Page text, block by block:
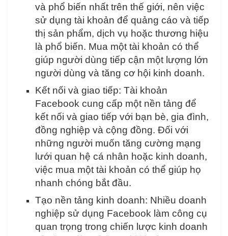
và phổ biến nhất trên thế giới, nên việc
sử dụng tài khoản để quảng cáo và tiếp
thị sản phẩm, dịch vụ hoặc thương hiệu
là phổ biến. Mua một tài khoản có thể
giúp người dùng tiếp cận một lượng lớn
người dùng và tăng cơ hội kinh doanh.
Kết nối và giao tiếp: Tài khoản
Facebook cung cấp một nền tảng để
kết nối và giao tiếp với bạn bè, gia đình,
đồng nghiệp và cộng đồng. Đối với
những người muốn tăng cường mạng
lưới quan hệ cá nhân hoặc kinh doanh,
việc mua một tài khoản có thể giúp họ
nhanh chóng bắt đầu.
Tạo nền tảng kinh doanh: Nhiều doanh
nghiệp sử dụng Facebook làm công cụ
quan trọng trong chiến lược kinh doanh